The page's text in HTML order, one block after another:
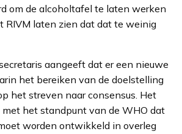
om de alcoholtafel te laten werken
RIVM laten zien dat dat te weinig
aangeeft dat er een nieuwe
het bereiken van de doelstelling
het streven naar consensus. Het
het standpunt van de WHO dat
worden ontwikkeld in overleg